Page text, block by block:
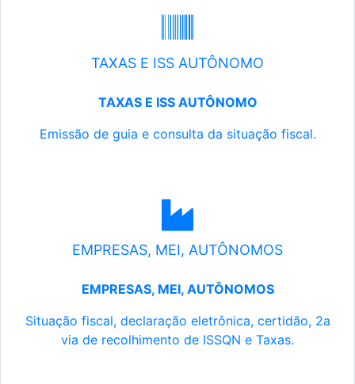
TAXAS E ISS AUTÔNOMO
TAXAS E ISS AUTÔNOMO
Emissão de guia e consulta da situação fiscal.
EMPRESAS, MEI, AUTÔNOMOS
EMPRESAS, MEI, AUTÔNOMOS
Situação fiscal, declaração eletrônica, certidão, 2a
via de recolhimento de ISSQN e Taxas.